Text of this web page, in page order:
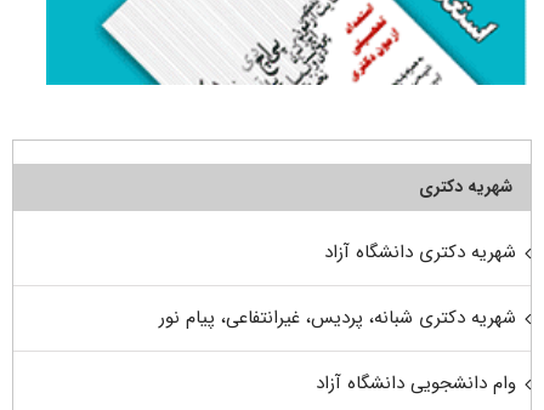
شهریه دکتری
شهریه دکتری دانشگاه آزاد
شهریه دکتری شبانه، پردیس، غیرانتفاعی، پیام نور
وام دانشجویی دانشگاه آزاد